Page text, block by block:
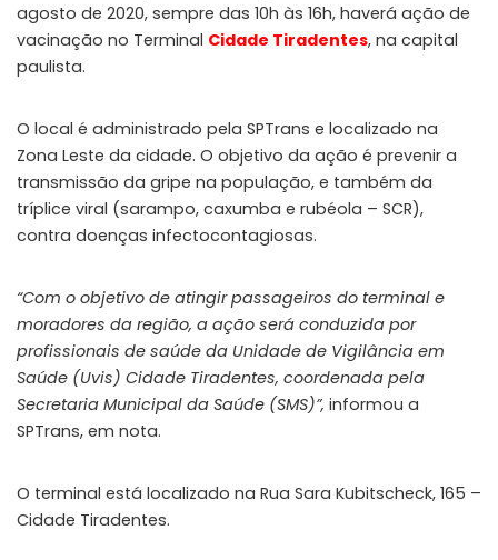
agosto de 2020, sempre das 10h às 16h, haverá ação de
vacinação no Terminal Cidade Tiradentes, na capital
paulista.
O local é administrado pela SPTrans e localizado na
Zona Leste da cidade. O objetivo da ação é prevenir a
transmissão da gripe na população, e também da
tríplice viral (sarampo, caxumba e rubéola – SCR),
contra doenças infectocontagiosas.
“Com o objetivo de atingir passageiros do terminal e
moradores da região, a ação será conduzida por
profissionais de saúde da Unidade de Vigilância em
Saúde (Uvis) Cidade Tiradentes, coordenada pela
Secretaria Municipal da Saúde (SMS)”, informou a
SPTrans, em nota.
O terminal está localizado na Rua Sara Kubitscheck, 165 –
Cidade Tiradentes.